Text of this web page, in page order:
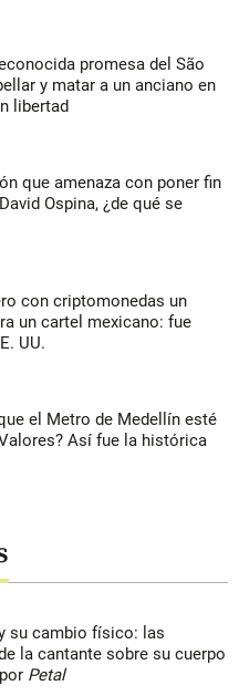
promesa del São
y matar a un anciano en
libertad
que amenaza con poner fin
Ospina, ¿de qué se
con criptomonedas un
un cartel mexicano: fue
UU.
el Metro de Medellín esté
Así fue la histórica
su cambio físico: las
la cantante sobre su cuerpo
Petal